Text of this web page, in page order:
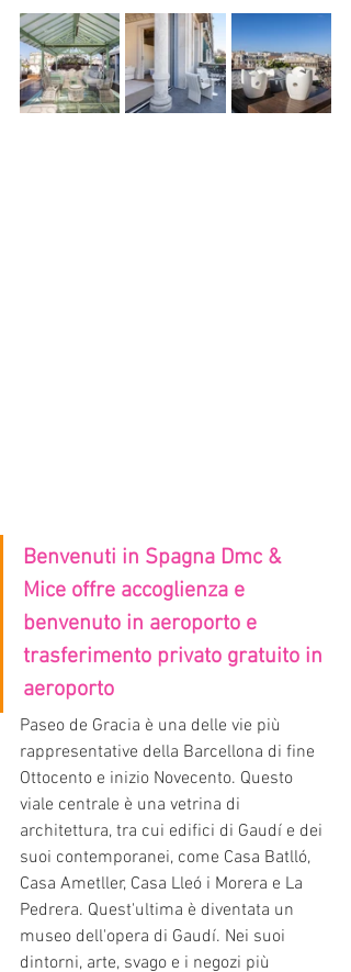
Benvenuti in Spagna Dmc &
Mice offre accoglienza e
benvenuto in aeroporto e
trasferimento privato gratuito in
aeroporto
Paseo de Gracia è una delle vie più
rappresentative della Barcellona di fine
Ottocento e inizio Novecento. Questo
viale centrale è una vetrina di
architettura, tra cui edifici di Gaudí e dei
suoi contemporanei, come Casa Batlló,
Casa Ametller, Casa Lleó i Morera e La
Pedrera. Quest'ultima è diventata un
museo dell'opera di Gaudí. Nei suoi
dintorni, arte, svago e i negozi più